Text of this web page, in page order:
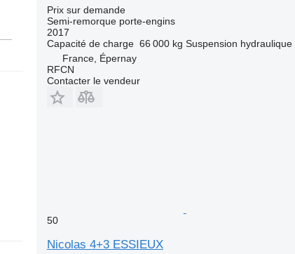
Prix sur demande
Semi-remorque porte-engins
2017
Capacité de charge 66 000 kg Suspension hydraulique
France, Épernay
RFCN
Contacter le vendeur
50
Nicolas 4+3 ESSIEUX